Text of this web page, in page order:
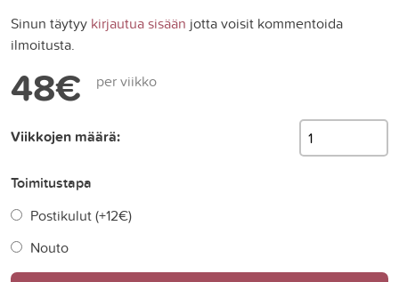
Sinun täytyy kirjautua sisään jotta voisit kommentoida
ilmoitusta.
48€ per viikko
Viikkojen määrä:
Toimitustapa
Postikulut (+12€)
Nouto